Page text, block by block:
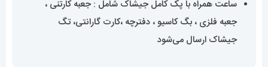
ساعت همراه با پک کامل جیشاک شامل : جعبه کارتنی ،
جعبه فلزی ، بگ کاسیو ، دفترچه ،کارت گارانتی، تگ
جیشاک ارسال می‌شود